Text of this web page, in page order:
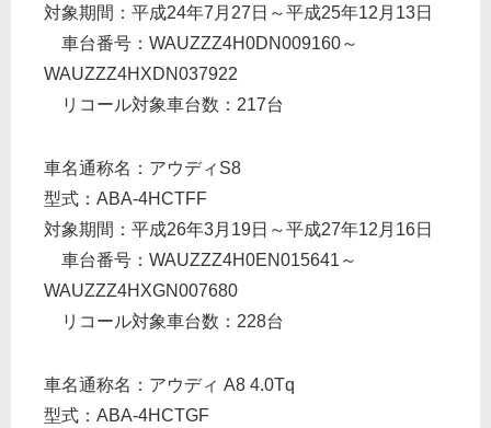
対象期間：平成24年7月27日～平成25年12月13日
車台番号：WAUZZZ4H0DN009160～
WAUZZZ4HXDN037922
リコール対象車台数：217台
車名通称名：アウディS8
型式：ABA-4HCTFF
対象期間：平成26年3月19日～平成27年12月16日
車台番号：WAUZZZ4H0EN015641～
WAUZZZ4HXGN007680
リコール対象車台数：228台
車名通称名：アウディ A8 4.0Tq
型式：ABA-4HCTGF